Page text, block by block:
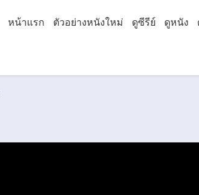
หน้าแรก ตัวอย่างหนังใหม่ ดูซีรีย์ ดูหนัง